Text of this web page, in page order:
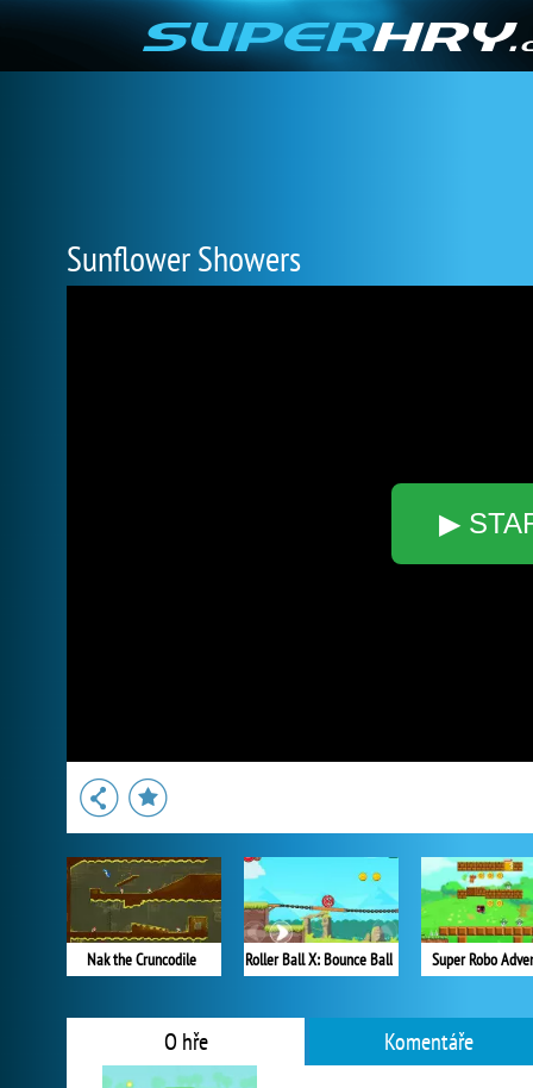
Sunflower Showers
▶
Nak the Cruncodile Roller Ball X: Bounce Ball Super Robo
O hře Komentáře